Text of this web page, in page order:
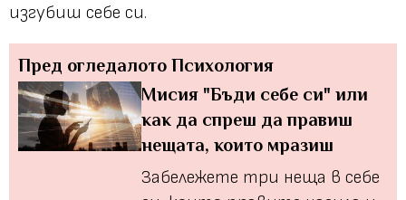
изгубиш себе си.
Пред огледалото Психология
Мисия "Бъди себе си" или
как да спреш да правиш
нещата, които мразиш
Забележете три неща в себе